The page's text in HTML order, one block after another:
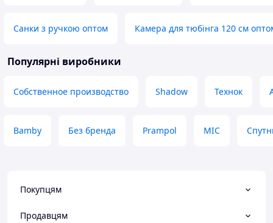
Санки з ручкою оптом Камера для тюбінга 120 см
Популярні виробники
Собственное производство Shadow Технок
Bamby Без бренда Prampol MIC
Покупцям
Продавцям